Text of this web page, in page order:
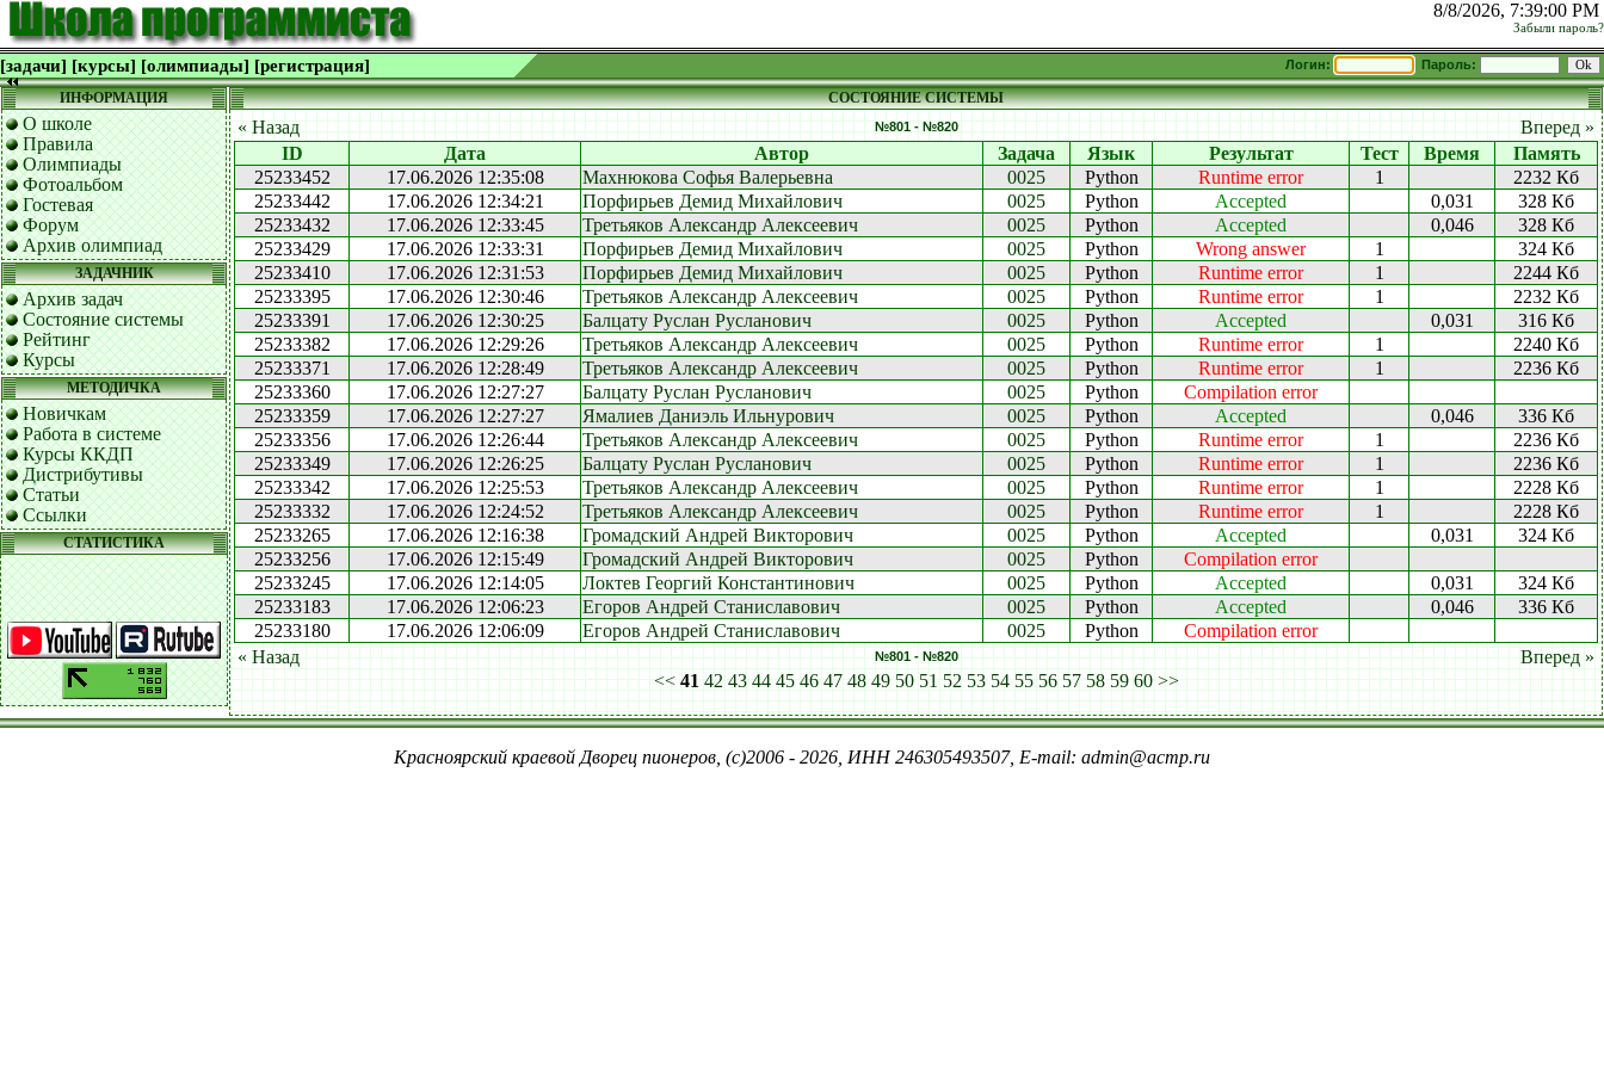
8/8/2026, 7:39:00 PM
Забыли пароль?
[задачи] [курсы] [олимпиады] [регистрация] Логин: Пароль:
ИНФОРМАЦИЯ
О школе
Правила
Олимпиады
Фотоальбом
Гостевая
Форум
Архив олимпиад
ЗАДАЧНИК
Архив задач
Состояние системы
Рейтинг
Курсы
МЕТОДИЧКА
Новичкам
Работа в системе
Курсы ККДП
Дистрибутивы
Статьи
Ссылки
СТАТИСТИКА
СОСТОЯНИЕ СИСТЕМЫ
« Назад №801 - №820
Вперед »
ID
Дата Автор Задача Язык Результат Тест Время
Память
25233452
17.06.2026 12:35:08 Махнюкова Софья Валерьевна 0025 Python Runtime error 1
2232 Кб
25233442
17.06.2026 12:34:21 Порфирьев Демид Михайлович 0025 Python Accepted 0,031
328 Кб
25233432
17.06.2026 12:33:45 Третьяков Александр Алексеевич 0025 Python Accepted 0,046
328 Кб
25233429
17.06.2026 12:33:31 Порфирьев Демид Михайлович 0025 Python Wrong answer 1
324 Кб
25233410
17.06.2026 12:31:53 Порфирьев Демид Михайлович 0025 Python Runtime error 1
2244 Кб
25233395
17.06.2026 12:30:46 Третьяков Александр Алексеевич 0025 Python Runtime error 1
2232 Кб
25233391
17.06.2026 12:30:25 Балцату Руслан Русланович 0025 Python Accepted 0,031
316 Кб
25233382
17.06.2026 12:29:26 Третьяков Александр Алексеевич 0025 Python Runtime error 1
2240 Кб
25233371
17.06.2026 12:28:49 Третьяков Александр Алексеевич 0025 Python Runtime error 1
2236 Кб
25233360
17.06.2026 12:27:27 Балцату Руслан Русланович 0025 Python
Compilation error
25233359
17.06.2026 12:27:27 Ямалиев Даниэль Ильнурович 0025 Python Accepted 0,046
336 Кб
25233356
17.06.2026 12:26:44 Третьяков Александр Алексеевич 0025 Python Runtime error 1
2236 Кб
25233349
17.06.2026 12:26:25 Балцату Руслан Русланович 0025 Python Runtime error 1
2236 Кб
25233342
17.06.2026 12:25:53 Третьяков Александр Алексеевич 0025 Python Runtime error 1
2228 Кб
25233332
17.06.2026 12:24:52 Третьяков Александр Алексеевич 0025 Python Runtime error 1
2228 Кб
25233265
17.06.2026 12:16:38 Громадский Андрей Викторович 0025 Python Accepted 0,031
324 Кб
25233256
17.06.2026 12:15:49 Громадский Андрей Викторович 0025 Python
Compilation error
25233245
17.06.2026 12:14:05 Локтев Георгий Константинович 0025 Python Accepted 0,031
324 Кб
25233183
17.06.2026 12:06:23 Егоров Андрей Станиславович 0025 Python Accepted 0,046
336 Кб
25233180
17.06.2026 12:06:09 Егоров Андрей Станиславович 0025 Python
Compilation error
« Назад
№801 - №820
Вперед »
<< 41 42 43 44 45 46 47 48 49 50 51 52 53 54 55 56 57 58 59 60 >>
Красноярский краевой Дворец пионеров, (c)2006 - 2026, ИНН 246305493507, E-mail: admin@acmp.ru